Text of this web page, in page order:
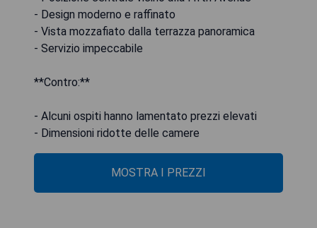
- Design moderno e raffinato
- Vista mozzafiato dalla terrazza panoramica
- Servizio impeccabile
**Contro:**
- Alcuni ospiti hanno lamentato prezzi elevati
- Dimensioni ridotte delle camere
MOSTRA I PREZZI